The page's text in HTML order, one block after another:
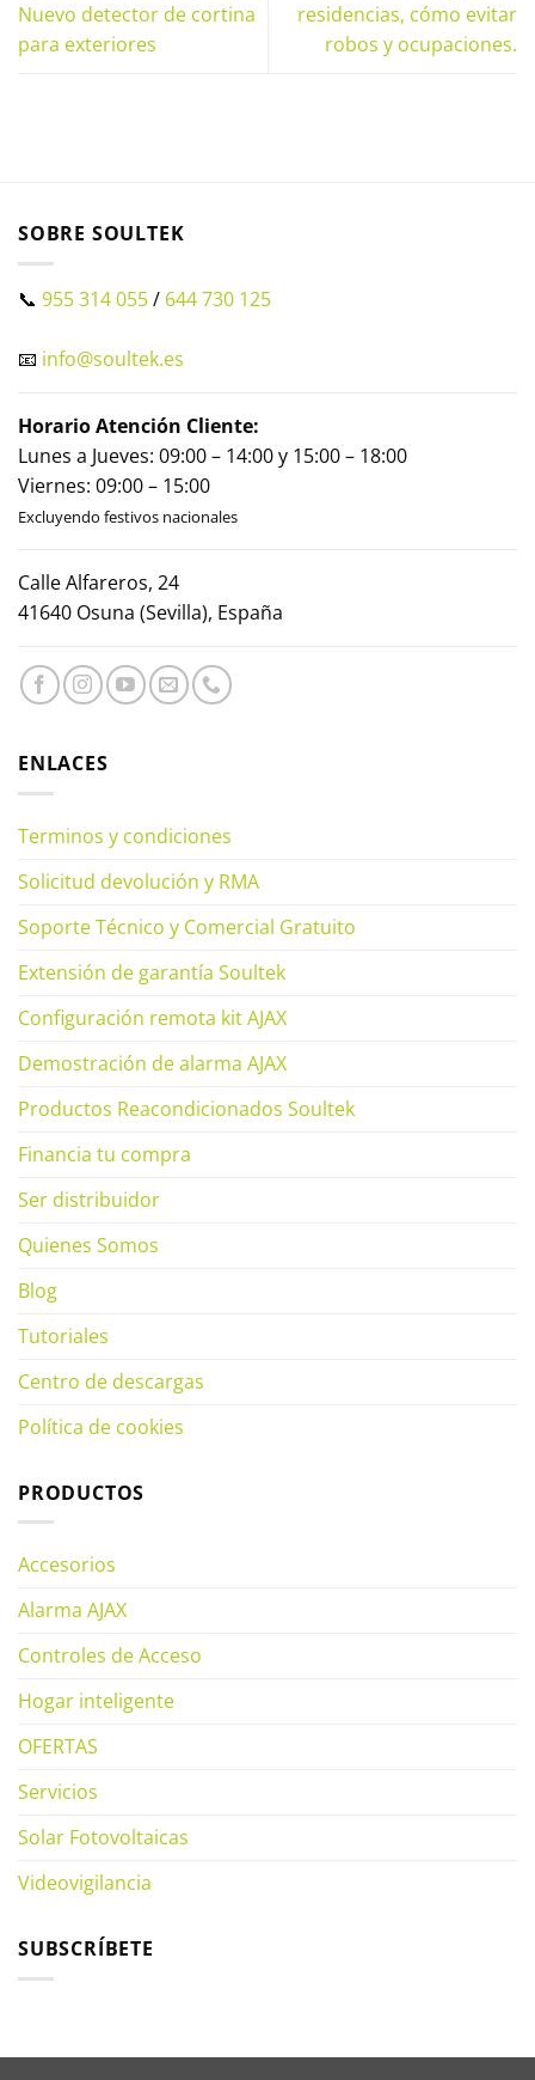
Nuevo detector de cortina
para exteriores
residencias, cómo evitar
robos y ocupaciones.
SOBRE SOULTEK
📞 955 314 055/ 644 730 125
📧 info@soultek.es
Horario Atención Cliente:
Lunes a Jueves: 09:00 – 14:00 y 15:00 – 18:00
Viernes: 09:00 – 15:00
Excluyendo festivos nacionales
Calle Alfareros, 24
41640 Osuna (Sevilla), España
ENLACES
Terminos y condiciones
Solicitud devolución y RMA
Soporte Técnico y Comercial Gratuito
Extensión de garantía Soultek
Configuración remota kit AJAX
Demostración de alarma AJAX
Productos Reacondicionados Soultek
Financia tu compra
Ser distribuidor
Quienes Somos
Blog
Tutoriales
Centro de descargas
Política de cookies
PRODUCTOS
Accesorios
Alarma AJAX
Controles de Acceso
Hogar inteligente
OFERTAS
Servicios
Solar Fotovoltaicas
Videovigilancia
SUBSCRÍBETE